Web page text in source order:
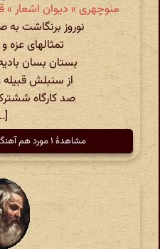
منوچهری » دیوان اشعار »
نوروز برنگاشت
تمثالهای
بستان بسان
از سنبلش
صد کارگاه
مشاهدهٔ ۱ مورد هم آهنگ دیگر از منوچهری